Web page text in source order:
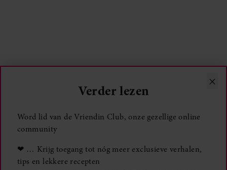
×
Verder lezen
Word lid van de Vriendin Club, onze gezellige online
community
❤ … Krijg toegang tot nóg meer exclusieve verhalen,
tips en lekkere recepten